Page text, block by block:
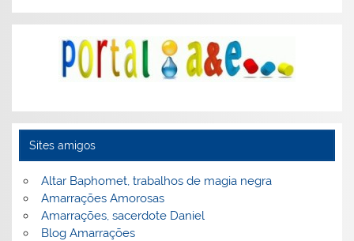
Sites amigos
Altar Baphomet, trabalhos de magia negra
Amarrações Amorosas
Amarrações, sacerdote Daniel
Blog Amarrações